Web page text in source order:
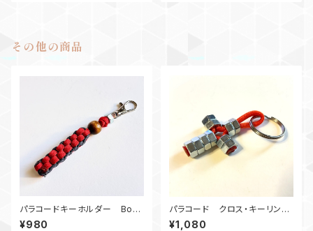
その他の商品
パラコードキーホルダー Box_
ウッドビーズ_M6_ 赤ネイビー
¥980
パラコード クロス・キーリン
グ M6ナット十字架 オレンジ
¥1,080